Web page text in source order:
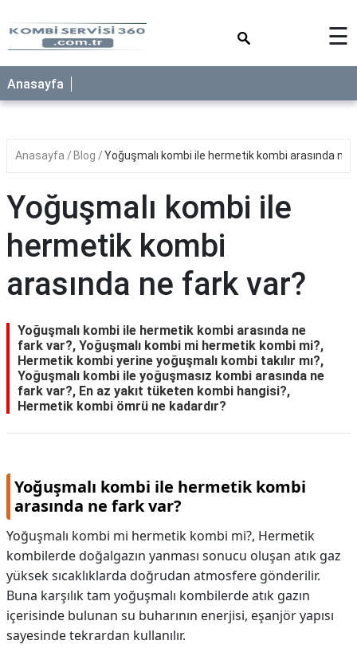
☰
Anasayfa
Anasayfa Blog Yoğuşmalı kombi ile hermetik kombi arasında ne
Yoğuşmalı kombi ile
hermetik kombi
arasında ne fark var?
Yoğuşmalı kombi ile hermetik kombi arasında ne
fark var?, Yoğuşmalı kombi mi hermetik kombi mi?,
Hermetik kombi yerine yoğuşmalı kombi takılır mı?,
Yoğuşmalı kombi ile yoğuşmasız kombi arasında ne
fark var?, En az yakıt tüketen kombi hangisi?,
Hermetik kombi ömrü ne kadardır?
Yoğuşmalı kombi ile hermetik kombi
arasında ne fark var?
Yoğuşmalı kombi mi hermetik kombi mi?, Hermetik
kombilerde doğalgazın yanması sonucu oluşan atık gaz
yüksek sıcaklıklarda doğrudan atmosfere gönderilir.
Buna karşılık tam yoğuşmalı kombilerde atık gazın
içerisinde bulunan su buharının enerjisi, eşanjör yapısı
sayesinde tekrardan kullanılır.